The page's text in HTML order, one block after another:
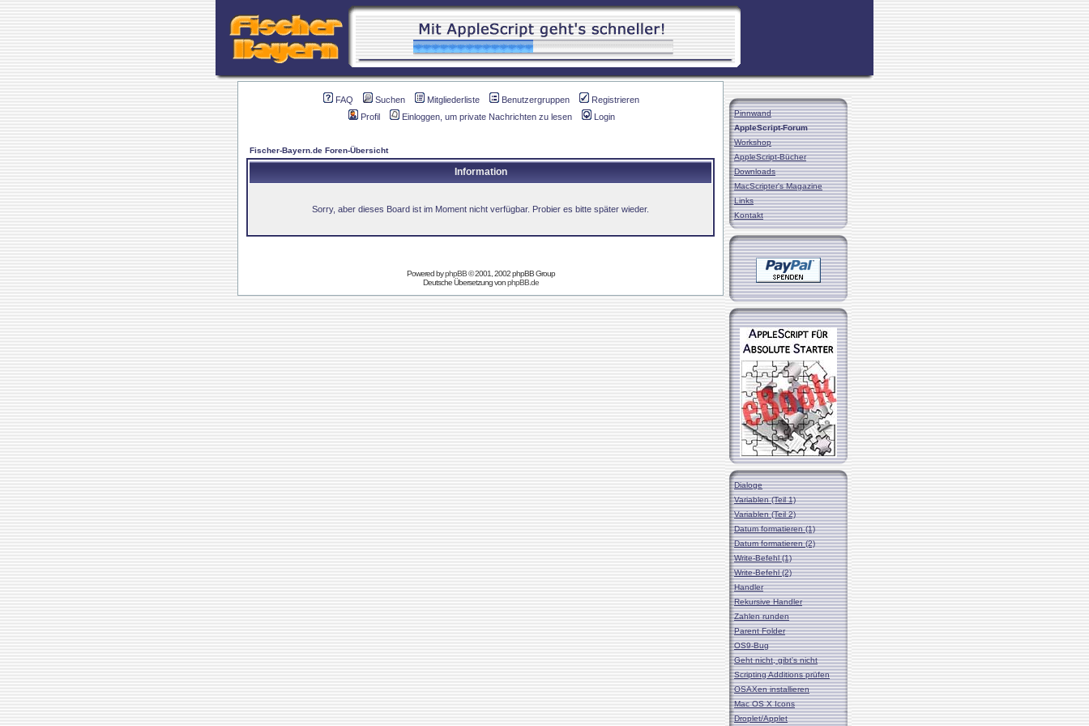
FAQ Suchen Mitgliederliste Benutzergruppen
Registrieren
Profil
Einloggen, um private Nachrichten zu lesen Login
Fischer-Bayern.de Foren-Übersicht
Information
Sorry, aber dieses Board ist im Moment nicht verfügbar. Probier es bitte später wieder.
Powered byphpBB© 2001, 2002 phpBB Group
Deutsche Übersetzung vonphpBB.de
Pinnwand
AppleScript-Forum
Workshop
AppleScript-Bücher
Downloads
MacScripter's Magazine
Links
Kontakt
Dialoge
Variablen (Teil 1)
Variablen (Teil 2)
Datum formatieren (1)
Datum formatieren (2)
Write-Befehl (1)
Write-Befehl (2)
Handler
Rekursive Handler
Zahlen runden
Parent Folder
OS9-Bug
Geht nicht, gibt's nicht
Scripting Additions prüfen
OSAXen installieren
Mac OS X Icons
Droplet/Applet